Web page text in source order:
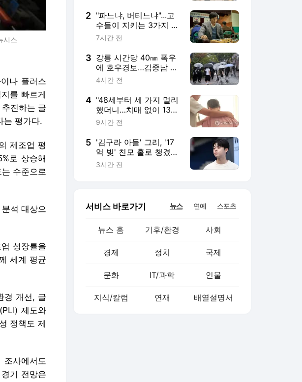
시스
나 플러스
를 빠르게
진하는 글
는 평가다.
제조업 평
로 상승해
수준으로
석 대상으
성장률을
세계 평균
경 개선, 글
제도와
정책도 제
조사에서도
기 전망은
2 "파느냐, 버티느냐"...고
수들이 지키는 3가지 철
칙[인치범의 주식 투자
7시간 전
3 강릉 시간당 40㎜ 폭우
에 호우경보…김중남 시
장 침수현장 점검
4시간 전
4 "48세부터 세 가지 멀리
했더니…치매 없이 13년
더 살았다" [헬스톡]
9시간 전
5 '김구라 아들' 그리, '17
억 빚' 친모 홀로 챙겼
다…"나밖에 없어, 잘 계
3시간 전
서비스 바로가기 뉴스 연예 스포츠
뉴스 홈 기후/환경 사회
경제 정치 국제
문화 IT/과학 인물
지식/칼럼 연재 배열설명서